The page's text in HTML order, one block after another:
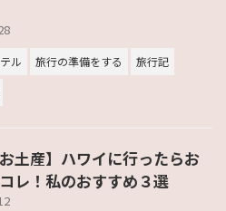
ル 旅行の準備をする
旅行記
お土産】ハワイに行ったらお
レ！私のおすすめ３選